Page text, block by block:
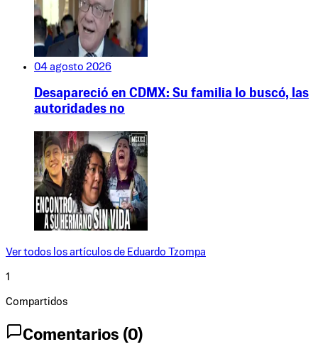
04 agosto 2026
Desapareció en CDMX: Su familia lo buscó, las
autoridades no
Ver todos los artículos de Eduardo Tzompa
1
Compartidos
Comentarios (0)